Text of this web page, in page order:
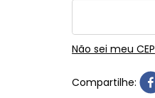
Não sei meu CEP